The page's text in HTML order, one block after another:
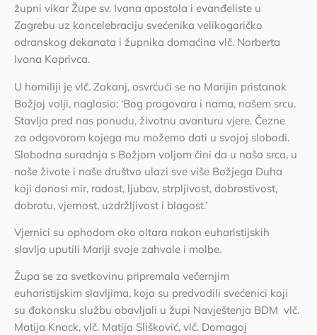
župni vikar Župe sv. Ivana apostola i evanđeliste u
Zagrebu uz koncelebraciju svećenika velikogoričko
odranskog dekanata i župnika domaćina vlč. Norberta
Ivana Koprivca.
U homiliji je vlč. Zakanj, osvrćući se na Marijin pristanak
Božjoj volji, naglasio: ‘Bog progovara i nama, našem srcu.
Stavlja pred nas ponudu, životnu avanturu vjere. Čezne
za odgovorom kojega mu možemo dati u svojoj slobodi.
Slobodna suradnja s Božjom voljom čini da u naša srca, u
naše živote i naše društvo ulazi sve više Božjega Duha
koji donosi mir, radost, ljubav, strpljivost, dobrostivost,
dobrotu, vjernost, uzdržljivost i blagost.’
Vjernici su ophodom oko oltara nakon euharistijskih
slavlja uputili Mariji svoje zahvale i molbe.
Župa se za svetkovinu pripremala večernjim
euharistijskim slavljima, koja su predvodili svećenici koji
su đakonsku službu obavljali u župi Navještenja BDM vlč.
Matija Knock, vlč. Matija Slišković, vlč. Domagoj